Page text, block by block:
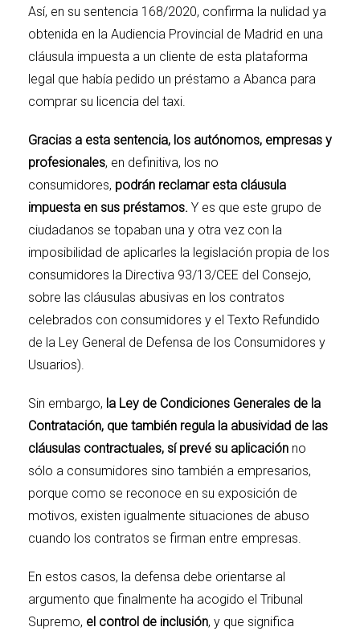
Así, en su sentencia 168/2020, confirma la nulidad ya
obtenida en la Audiencia Provincial de Madrid en una
cláusula impuesta a un cliente de esta plataforma
legal que había pedido un préstamo a Abanca para
comprar su licencia del taxi.
Gracias a esta sentencia, los autónomos, empresas y
profesionales, en definitiva, los no
consumidores, podrán reclamar esta cláusula
impuesta en sus préstamos. Y es que este grupo de
ciudadanos se topaban una y otra vez con la
imposibilidad de aplicarles la legislación propia de los
consumidores la Directiva 93/13/CEE del Consejo,
sobre las cláusulas abusivas en los contratos
celebrados con consumidores y el Texto Refundido
de la Ley General de Defensa de los Consumidores y
Usuarios).
Sin embargo, la Ley de Condiciones Generales de la
Contratación, que también regula la abusividad de las
cláusulas contractuales, sí prevé su aplicación no
sólo a consumidores sino también a empresarios,
porque como se reconoce en su exposición de
motivos, existen igualmente situaciones de abuso
cuando los contratos se firman entre empresas.
En estos casos, la defensa debe orientarse al
argumento que finalmente ha acogido el Tribunal
Supremo, el control de inclusión, y que significa